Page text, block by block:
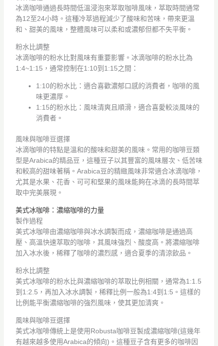
冰滴咖啡通過長時間低溫浸泡來萃取咖啡風味，萃取時間通常
為12至24小時。這種冷萃過程減少了酸味和苦味，帶來更溫
和、甜美的風味，整體風味可以柔和或濃郁但都不失平衡。
粉水比調整
冰滴咖啡的粉水比對風味有重要影響。冰滴咖啡的粉水比為
1:4~1:15，通常控制在1:10到1:15之間：
1:10的粉水比：適合喜歡濃郁口感的消費者，咖啡的風
味更濃厚。
1:15的粉水比：風味清爽且順滑，適合喜愛較淡風味的
消費者。
風味與咖啡豆選擇
冰滴咖啡的特點是溫和的酸味和甜美的風味。常用的咖啡豆類
型是Arabica的精品豆，這種豆子以其豐富的風味層次、低苦味
和較高的甜味著稱。Arabica豆的精緻風味非常適合冰滴咖啡，
尤其是水果、花香、可可和堅果的風味能夠在冰滴的長時間萃
取中完美展現。
美式冰咖啡：濃縮咖啡的力量
製作過程
美式冰咖啡由濃縮咖啡與冰水調製而成，濃縮咖啡是通過高
壓、高溫快速萃取的咖啡，其風味強烈、酸度高。將濃縮咖啡
加入冰水後，稀釋了咖啡的濃烈感，適合夏季的清涼飲品。
粉水比調整
美式冰咖啡的粉水比與濃縮咖啡的萃取比例相關，通常為1:1.5
到1:2.5，再加入冰水調製，稀釋比例一般為1:4到1:5。這樣的
比例能平衡濃縮咖啡的強烈風味，使其更加清爽。
風味與咖啡豆選擇
美式冰咖啡傳統上是使用Robusta咖啡豆製成濃縮咖啡(這幾年
有越來越多使用Arabica的傾向)。這種豆子含有更多的咖啡因